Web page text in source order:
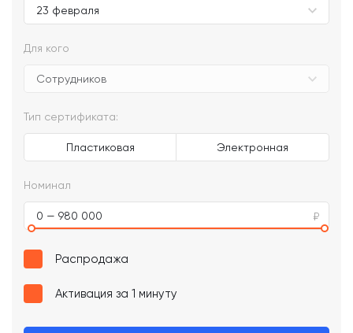
Для кого
Тип сертификата:
Пластиковая Электронная
Номинал
0 — 980 000
Распродажа
Активация за 1 минуту